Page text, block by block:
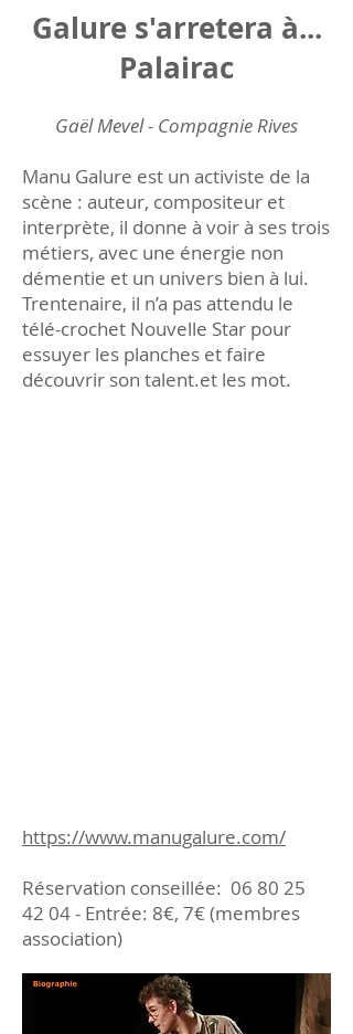
Galure s'arretera à...
Palairac
Gaël Mevel - Compagnie Rives
Manu Galure est un activiste de la
scène : auteur, compositeur et
interprète, il donne à voir à ses trois
métiers, avec une énergie non
démentie et un univers bien à lui.
Trentenaire, il n’a pas attendu le
télé-crochet Nouvelle Star pour
essuyer les planches et faire
découvrir son talent.et les mot.
https://www.manugalure.com/
Réservation conseillée: 06 80 25
42 04- Entrée: 8€, 7€ (membres
association)